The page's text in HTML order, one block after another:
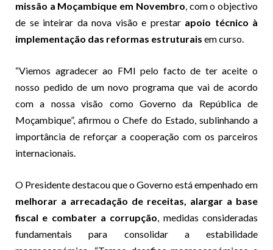
missão a Moçambique em Novembro , com o objectivo
de se inteirar da nova visão e prestar apoio técnico à
implementação das reformas estruturais em curso.
“Viemos agradecer ao FMI pelo facto de ter aceite o
nosso pedido de um novo programa que vai de acordo
com a nossa visão como Governo da República de
Moçambique”, afirmou o Chefe do Estado, sublinhando a
importância de reforçar a cooperação com os parceiros
internacionais.
O Presidente destacou que o Governo está empenhado em
melhorar a arrecadação de receitas, alargar a base
fiscal e combater a corrupção , medidas consideradas
fundamentais para consolidar a estabilidade